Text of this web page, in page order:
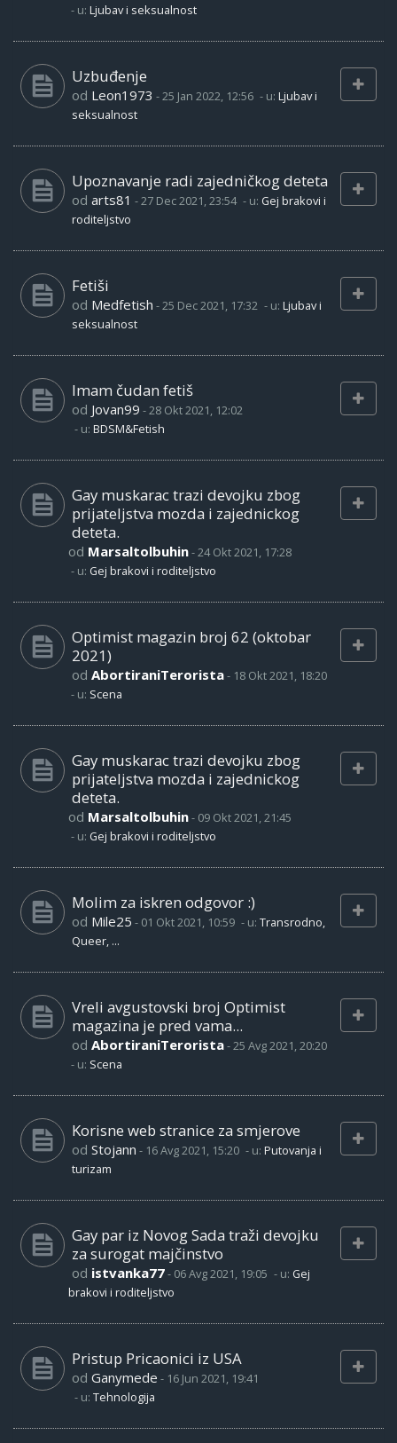
- u: Ljubav i seksualnost
Uzbuđenje
od Leon1973 -25 Jan 2022, 12:56 - u: Ljubav i
seksualnost
Upoznavanje radi zajedničkog deteta
od arts81 -27 Dec 2021, 23:54 - u: Gej brakovi i
roditeljstvo
Fetiši
od Medfetish -25 Dec 2021, 17:32 - u: Ljubav i
seksualnost
Imam čudan fetiš
od Jovan99 -28 Okt 2021, 12:02
- u: BDSM&Fetish
Gay muskarac trazi devojku zbog
prijateljstva mozda i zajednickog
deteta.
od Marsaltolbuhin-24 Okt 2021, 17:28
- u: Gej brakovi i roditeljstvo
Optimist magazin broj 62 (oktobar
2021)
od AbortiraniTerorista- 18 Okt 2021, 18:20
- u: Scena
Gay muskarac trazi devojku zbog
prijateljstva mozda i zajednickog
deteta.
od Marsaltolbuhin- 09 Okt 2021, 21:45
- u: Gej brakovi i roditeljstvo
Molim za iskren odgovor :)
od Mile25 - 01 Okt 2021, 10:59 - u: Transrodno,
Queer, ...
Vreli avgustovski broj Optimist
magazina je pred vama...
od AbortiraniTerorista-25 Avg 2021, 20:20
- u: Scena
Korisne web stranice za smjerove
od Stojann - 16 Avg 2021, 15:20 - u: Putovanja i
turizam
Gay par iz Novog Sada traži devojku
za surogat majčinstvo
od istvanka77- 06 Avg 2021, 19:05 - u: Gej
brakovi i roditeljstvo
Pristup Pricaonici iz USA
od Ganymede - 16 Jun 2021, 19:41
- u: Tehnologija